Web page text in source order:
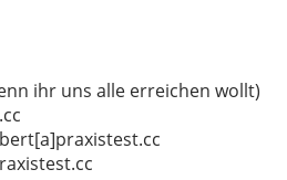
ihr uns alle erreichen wollt)